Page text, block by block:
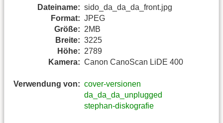
Dateiname: sido_da_da_da_front.jpg
Format: JPEG
Größe: 2MB
Breite: 3225
Höhe: 2789
Kamera: Canon CanoScan LiDE 400
Verwendung von: cover-versionen
da_da_da_unplugged
stephan-diskografie